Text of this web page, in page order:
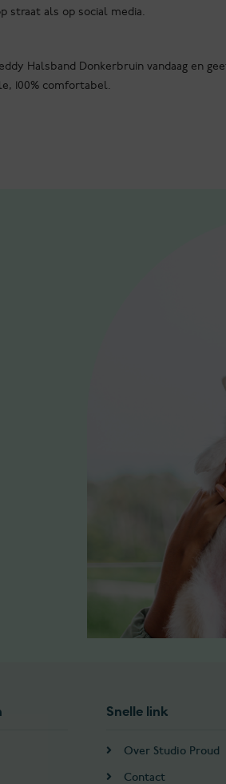
straat als op social media.
Halsband Donkerbruin vandaag en
100% comfortabel.
Snelle link
Over Studio Proud
Contact